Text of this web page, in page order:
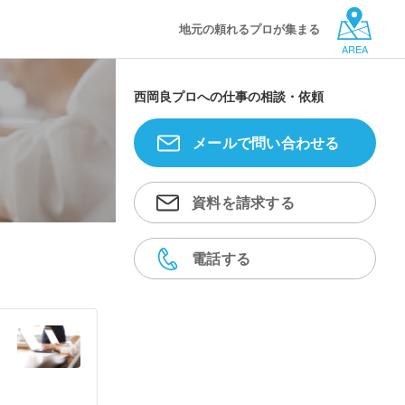
地元の頼れるプロが集まる
AREA
西岡良プロへの仕事の相談・依頼
メールで問い合わせる
資料を請求する
電話する